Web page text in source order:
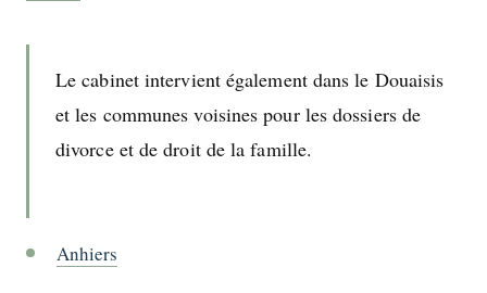
Le cabinet intervient également dans le Douaisis
et les communes voisines pour les dossiers de
divorce et de droit de la famille.
Anhiers